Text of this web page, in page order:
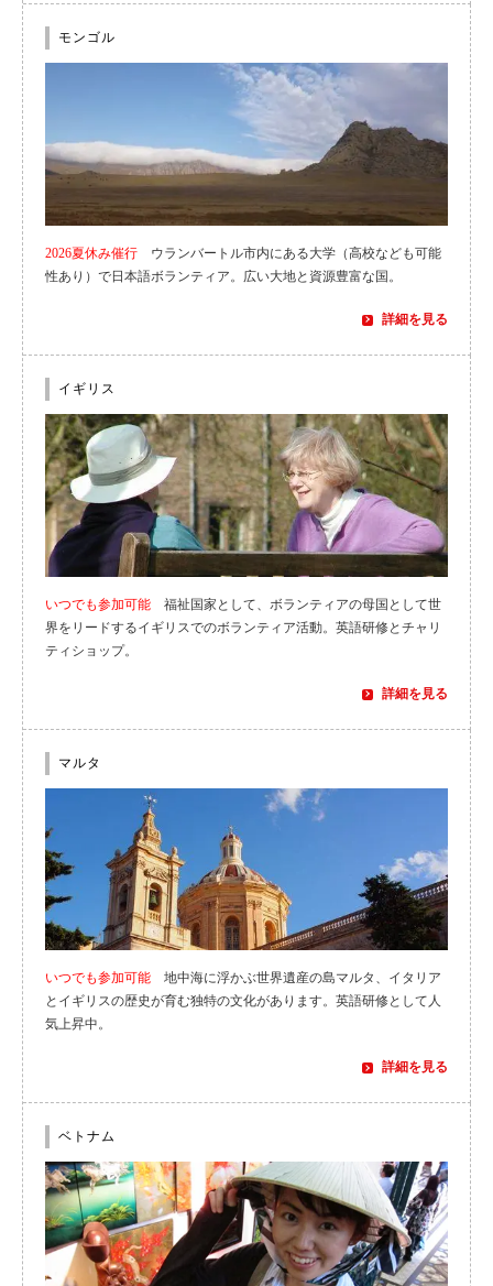
モンゴル
2026夏休み催行 ウランバートル市内にある大学（高校なども可能
性あり）で日本語ボランティア。広い大地と資源豊富な国。
詳細を見る
イギリス
いつでも参加可能 福祉国家として、ボランティアの母国として世
界をリードするイギリスでのボランティア活動。英語研修とチャリ
ティショップ。
詳細を見る
マルタ
いつでも参加可能 地中海に浮かぶ世界遺産の島マルタ、イタリア
とイギリスの歴史が育む独特の文化があります。英語研修として人
気上昇中。
詳細を見る
ベトナム